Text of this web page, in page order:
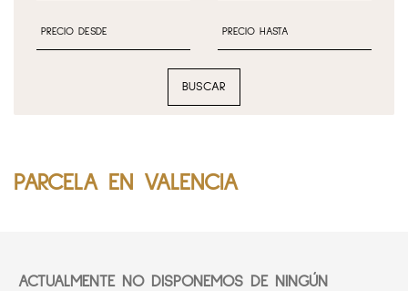
BUSCAR
PARCELA EN VALENCIA
ACTUALMENTE NO DISPONEMOS DE NINGÚN